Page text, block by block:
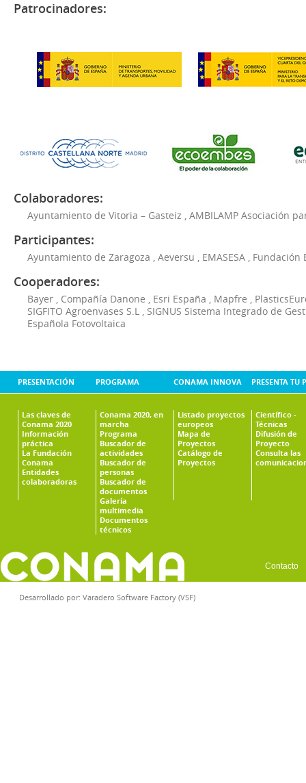
Patrocinadores:
Colaboradores:
Ayuntamiento de Vitoria – Gasteiz AMBILAMP Asociación
Participantes:
Ayuntamiento de Zaragoza Aeversu EMASESA Fundación
Cooperadores:
Bayer Compañía Danone Esri España Mapfre
SIGFITO Agroenvases S.L
SIGNUS Sistema Integrado de
Española Fotovoltaica
PRESENTACIÓN
Las claves de
Conama 2020
Información
práctica
La Fundación
Conama
Entidades
colaboradoras
PROGRAMA
Conama 2020, en
marcha
Programa
Buscador de
actividades
Buscador de
personas
Buscador de
documentos
Galería
multimedia
Documentos
técnicos
CONAMA INNOVA
Listado proyectos
europeos
Mapa de
Proyectos
Catálogo de
Proyectos
PRESENTA TU
Científico -
Técnicas
Difusión de
Proyecto
Consulta las
Contacto
Desarrollado por: Varadero Software Factory (VSF)